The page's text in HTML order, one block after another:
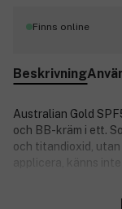
Finns online
Beskrivning
Australian Gold
och BB-kräm i ett.
och titandioxid,
applicera, känns